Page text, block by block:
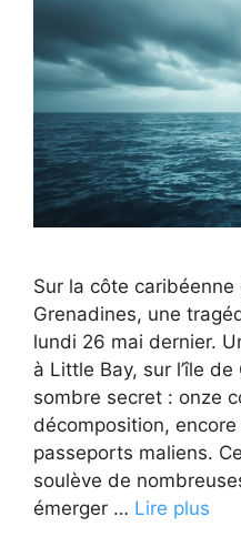
Sur la côte caribéenne
Grenadines, une
lundi 26 mai dernier.
à Little Bay, sur l’île
sombre secret : onze
décomposition,
passeports maliens.
soulève de
émerger … Lire plus